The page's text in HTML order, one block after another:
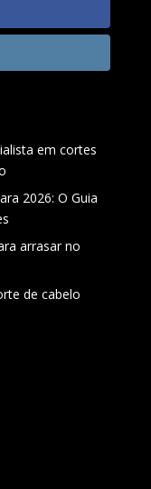
em cortes
2026: O Guia
arrasar no
de cabelo